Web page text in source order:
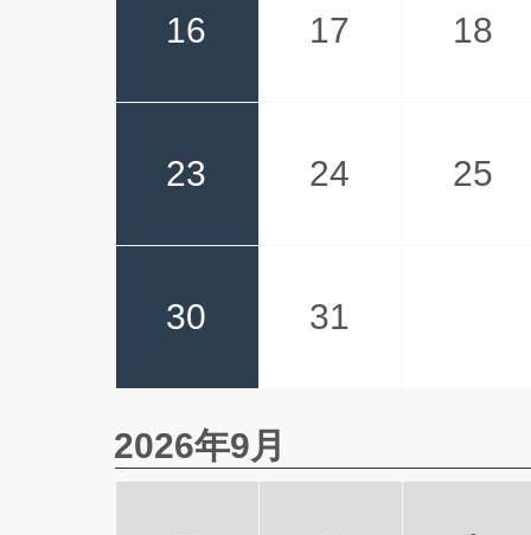
16 17 18
23 24 25
30 31
2026年9月